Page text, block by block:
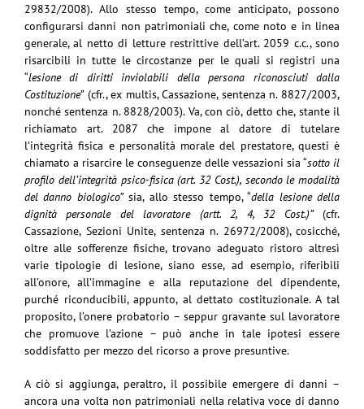
29832/2008). Allo stesso tempo, come anticipato, possono
configurarsi danni non patrimoniali che, come noto e in linea
generale, al netto di letture restrittive dell’art. 2059 c.c., sono
risarcibili in tutte le circostanze per le quali si registri una
“lesione di diritti inviolabili della persona riconosciuti dalla
Costituzione”(cfr., ex multis, Cassazione, sentenza n. 8827/2003,
nonché sentenza n. 8828/2003). Va, con ciò, detto che, stante il
richiamato art. 2087 che impone al datore di tutelare
l’integrità fisica e personalità morale del prestatore, questi è
chiamato a risarcire le conseguenze delle vessazioni sia “sotto il
profilo dell’integrità psico-fisica (art. 32 Cost.), secondo le modalità
del danno biologico”sia, allo stesso tempo, “della lesione della
dignità personale del lavoratore (artt. 2, 4, 32 Cost.)”(cfr.
Cassazione, Sezioni Unite, sentenza n. 26972/2008), cosicché,
oltre alle sofferenze fisiche, trovano adeguato ristoro altresì
varie tipologie di lesione, siano esse, ad esempio, riferibili
all’onore, all’immagine e alla reputazione del dipendente,
purché riconducibili, appunto, al dettato costituzionale. A tal
proposito, l’onere probatorio – seppur gravante sul lavoratore
che promuove l’azione – può anche in tale ipotesi essere
soddisfatto per mezzo del ricorso a prove presuntive.
A ciò si aggiunga, peraltro, il possibile emergere di danni –
ancora una volta non patrimoniali nella relativa voce di danno